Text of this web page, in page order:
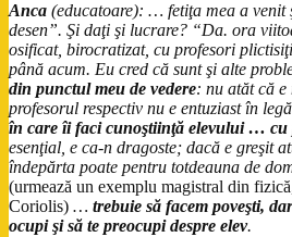
Anca (educatoare): … fetiţa mea a venit
desen”. Şi daţi şi lucrare? “Da. ora
osificat, birocratizat, cu profesori
până acum. Eu cred că sunt şi alte
din punctul meu de vedere: nu atăt că
profesorul respectiv nu e entuziast în
în care îi faci cunoştiinţă elevului … cu
esenţial, e ca-n dragoste; dacă e greşit
îndepărta poate pentru totdeauna de
(urmează un exemplu magistral din
Coriolis) … trebuie să facem poveşti,
ocupi şi să te preocupi despre elev.